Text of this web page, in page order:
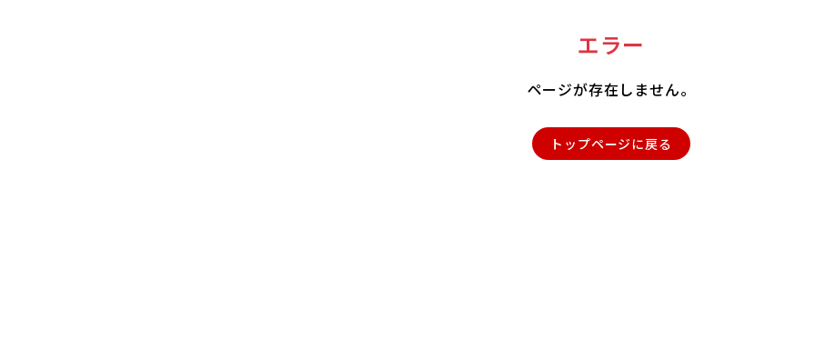
エラー
ページが存在しません。
トップページに戻る